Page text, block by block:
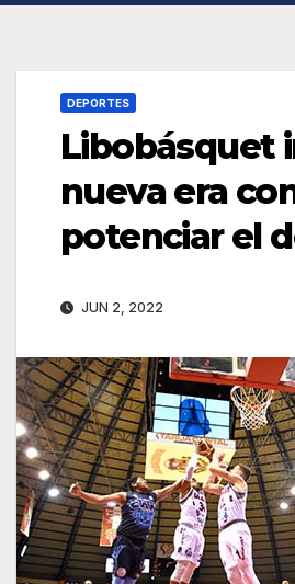
DEPORTES
Libobásquet
nueva era
potenciar el
JUN 2, 2022